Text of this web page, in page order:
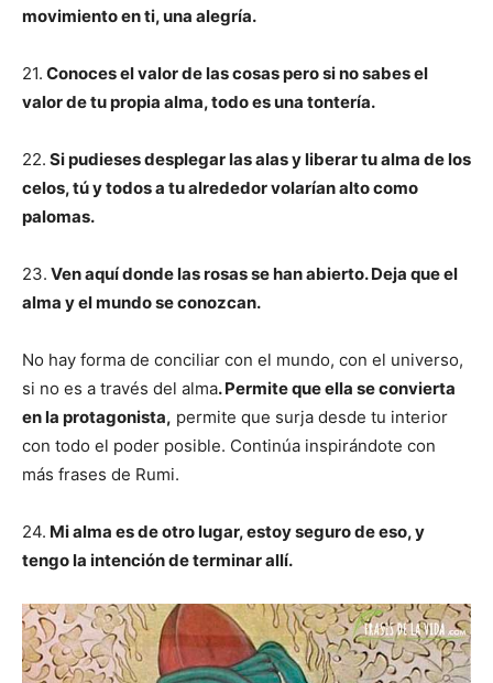
movimiento en ti, una alegría.
21. Conoces el valor de las cosas pero si no sabes el
valor de tu propia alma, todo es una tontería.
22. Si pudieses desplegar las alas y liberar tu alma de los
celos, tú y todos a tu alrededor volarían alto como
palomas.
23. Ven aquí donde las rosas se han abierto. Deja que el
alma y el mundo se conozcan.
No hay forma de conciliar con el mundo, con el universo,
si no es a través del alma. Permite que ella se convierta
en la protagonista, permite que surja desde tu interior
con todo el poder posible. Continúa inspirándote con
más frases de Rumi.
24. Mi alma es de otro lugar, estoy seguro de eso, y
tengo la intención de terminar allí.